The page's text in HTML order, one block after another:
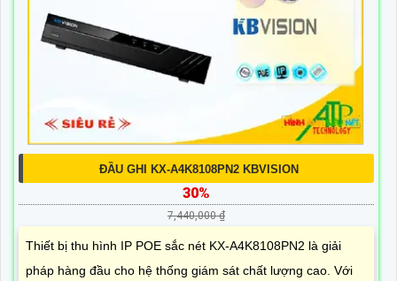
ĐẦU GHI KX-A4K8108PN2 KBVISION
30%
7,440,000 ₫
Thiết bị thu hình IP POE sắc nét KX-A4K8108PN2 là giải
pháp hàng đầu cho hệ thống giám sát chất lượng cao. Với